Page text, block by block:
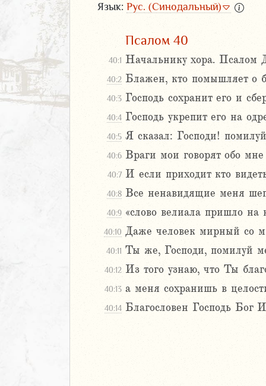
Язык: Рус. (Синодальный)
Псалом 40
40:1 Начальнику хора. Псалом
40:2 Блажен, кто помышляет о
40:3 Господь сохранит его и
40:4 Господь укрепит его на
40:5 Я сказал: Господи!
40:6 Враги мои говорят обо
40:7 И если приходит кто
40:8 Все ненавидящие меня
40:9 «слово велиала пришло на
40:10 Даже человек мирный со
40:11 Ты же, Господи, помилуй
40:12 Из того узнаю, что Ты
40:13 а меня сохранишь в
40:14 Благословен Господь Бог